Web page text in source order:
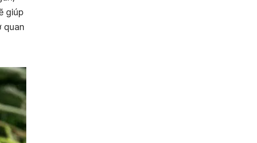
giúp
quan